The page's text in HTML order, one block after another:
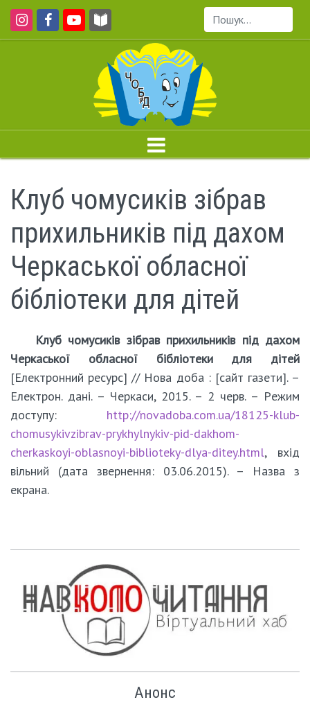
Пошук...
Клуб чомусиків зібрав
прихильників під дахом
Черкаської обласної
бібліотеки для дітей
Клуб чомусиків зібрав прихильників під дахом
Черкаської обласної бібліотеки для дітей
[Електронний ресурс] // Нова доба : [сайт газети]. –
Електрон. дані. – Черкаси, 2015. – 2 черв. – Pежим
доступу: http://novadoba.com.ua/18125-klub-
chomusykivzibrav-prykhylnykiv-pid-dakhom-
cherkaskoyi-oblasnoyi-biblioteky-dlya-ditey.html, вхід
вільний (дата звернення: 03.06.2015). – Назва з
екрана.
Анонс